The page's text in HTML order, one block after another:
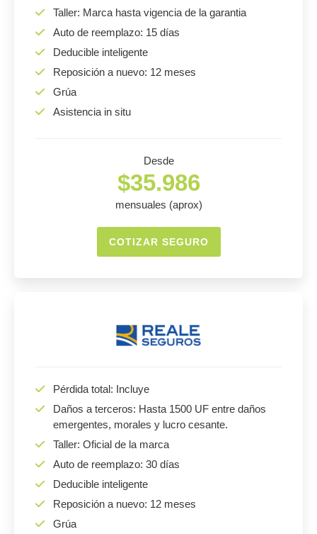
Taller: Marca hasta vigencia de la garantia
Auto de reemplazo: 15 días
Deducible inteligente
Reposición a nuevo: 12 meses
Grúa
Asistencia in situ
Desde
$35.986
mensuales (aprox)
COTIZAR SEGURO
Pérdida total: Incluye
Daños a terceros: Hasta 1500 UF entre daños
emergentes, morales y lucro cesante.
Taller: Oficial de la marca
Auto de reemplazo: 30 días
Deducible inteligente
Reposición a nuevo: 12 meses
Grúa